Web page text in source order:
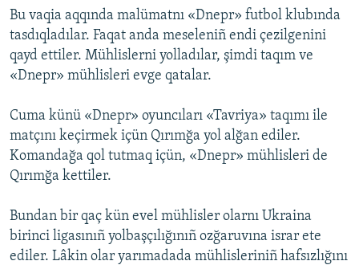
Українською
QOŞULIÑIZ!
RFE/RS bütün saytları
Bu vaqia aqqında malümatnı «Dnepr» futbol klubında
tasdıqladılar. Faqat anda meseleniñ endi çezilgenini
qayd ettiler. Mühlislerni yolladılar, şimdi taqım ve
«Dnepr» mühlisleri evge qatalar.
Cuma künü «Dnepr» oyuncıları «Tavriya» taqımı ile
matçını keçirmek içün Qırımğa yol alğan ediler.
Komandağa qol tutmaq içün, «Dnepr» mühlisleri de
Qırımğa kettiler.
Bundan bir qaç kün evel mühlisler olarnı Ukraina
birinci ligasınıñ yolbaşçılığınıñ ozğaruvına israr ete
ediler. Lâkin olar yarımadada mühlisleriniñ hafsızlığını